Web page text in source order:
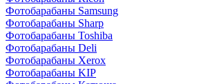
Фотобарабаны Samsung
Фотобарабаны Sharp
Фотобарабаны Toshiba
Фотобарабаны Deli
Фотобарабаны Xerox
Фотобарабаны KIP